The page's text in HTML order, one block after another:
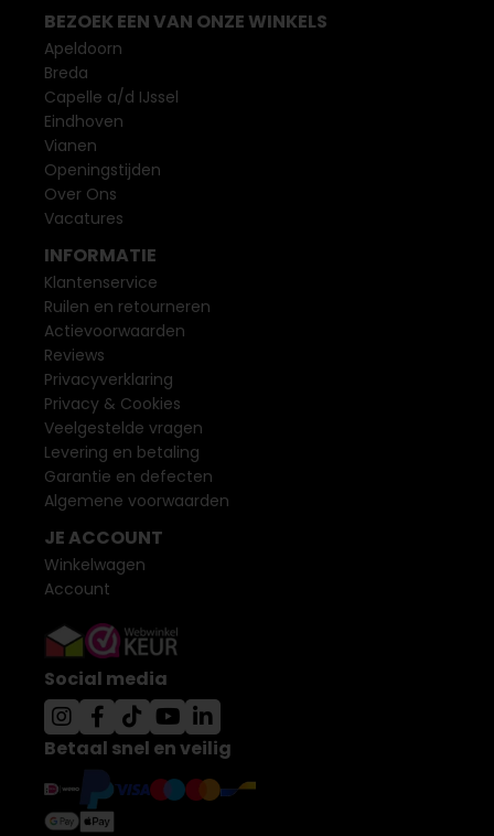
BEZOEK EEN VAN ONZE WINKELS
Apeldoorn
Breda
Capelle a/d IJssel
Eindhoven
Vianen
Openingstijden
Over Ons
Vacatures
INFORMATIE
Klantenservice
Ruilen en retourneren
Actievoorwaarden
Reviews
Privacyverklaring
Privacy & Cookies
Veelgestelde vragen
Levering en betaling
Garantie en defecten
Algemene voorwaarden
JE ACCOUNT
Winkelwagen
Account
Social media
Betaal snel en veilig